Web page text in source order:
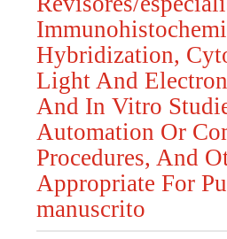
Hybridization,
Light And
And In Vitro
Automation Or
Procedures, And
Appropriate For
manuscrito